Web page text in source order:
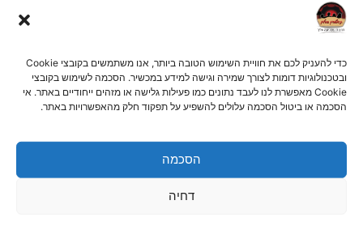
כדי להעניק לכם את חוויית השימוש הטובה ביותר, אנו משתמשים בקובצי Cookie
ובטכנולוגיות דומות לצורך שמירה וגישה למידע במכשיר. הסכמה לשימוש בקובצי
Cookie מאפשרת לנו לעבד נתונים כמו פעילות גלישה או מזהים ייחודיים באתר. אי
הסכמה או ביטול הסכמה עלולים להשפיע על תפקוד חלק מהאפשרויות באתר.
הסכמה
דחיה
תופעה מטרידה – מפגש חוויתי למניעת הטרדה מינית
בארגונים וחברות